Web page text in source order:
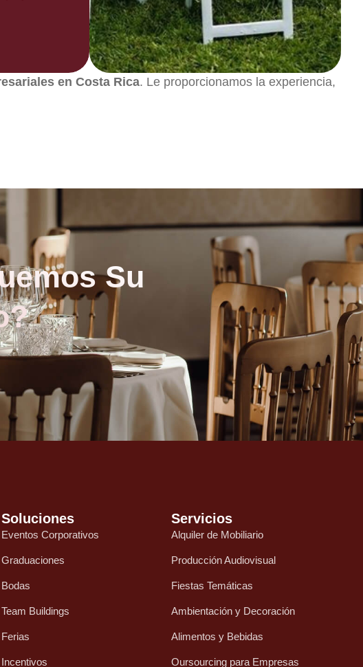
en Costa Rica. Le proporcionamos la experiencia,
Su
Soluciones
Eventos Corporativos
Graduaciones
Bodas
Team Buildings
Ferias
Incentivos
Servicios
Alquiler de Mobiliario
Producción Audiovisual
Fiestas Temáticas
Ambientación y Decoración
Alimentos y Bebidas
Oursourcing para Empresas